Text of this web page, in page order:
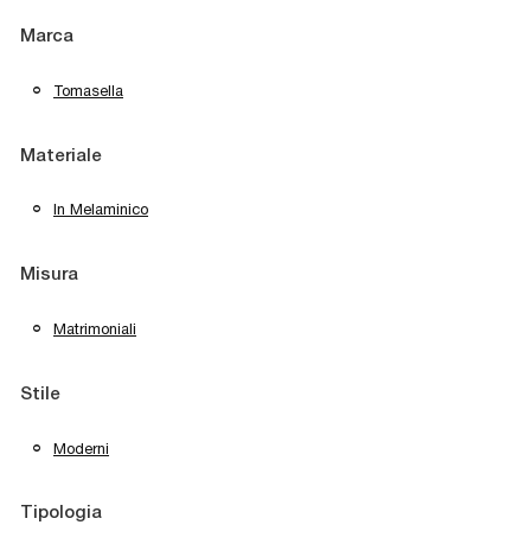
Marca
Tomasella
Materiale
In Melaminico
Misura
Matrimoniali
Stile
Moderni
Tipologia